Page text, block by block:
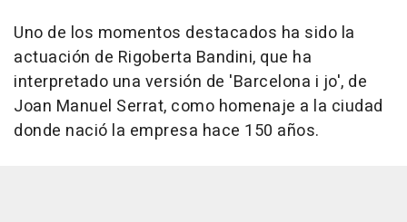
Uno de los momentos destacados ha sido la
actuación de Rigoberta Bandini, que ha
interpretado una versión de 'Barcelona i jo', de
Joan Manuel Serrat, como homenaje a la ciudad
donde nació la empresa hace 150 años.